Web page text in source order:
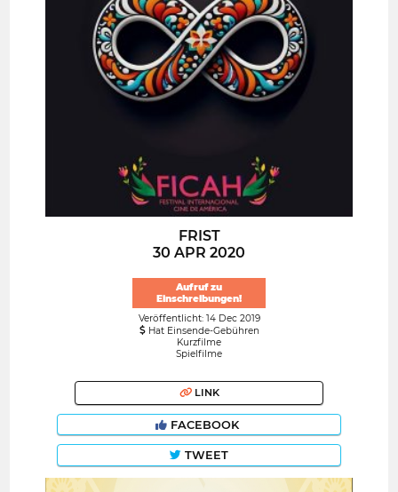
FRIST
30 APR 2020
Aufruf zu
Einschreibungen!
Veröffentlicht: 14 Dec 2019
Hat Einsende-Gebühren
Kurzfilme
Spielfilme
LINK
FACEBOOK
TWEET